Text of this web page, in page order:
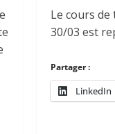
Le cours
30/03 est
Partager :
LinkedIn